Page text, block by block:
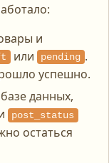
и
или pending .
успешно.
данных,
post_status
остаться